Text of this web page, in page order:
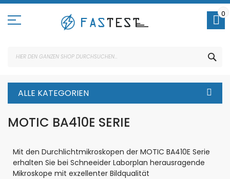
Direkt
Inhalt
0
ALLE KATEGORIEN
MOTIC BA410E SERIE
Mit den Durchlichtmikroskopen der MOTIC BA410E Serie
erhalten Sie bei Schneeider Laborplan herausragende
Mikroskope mit exzellenter Bildqualität